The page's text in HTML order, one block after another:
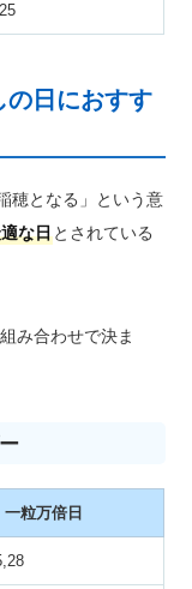
の日におすす
穂となる」という意
な日とされている
み合わせで決ま
一粒万倍日